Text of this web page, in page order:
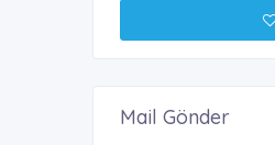
Mail Gönder